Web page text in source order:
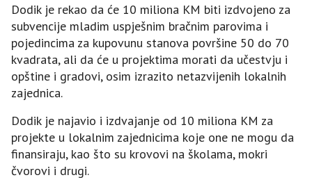
Dodik je rekao da će 10 miliona KM biti izdvojeno za
subvencije mladim uspješnim bračnim parovima i
pojedincima za kupovunu stanova površine 50 do 70
kvadrata, ali da će u projektima morati da učestvju i
opštine i gradovi, osim izrazito netazvijenih lokalnih
zajednica.
Dodik je najavio i izdvajanje od 10 miliona KM za
projekte u lokalnim zajednicima koje one ne mogu da
finansiraju, kao što su krovovi na školama, mokri
čvorovi i drugi.